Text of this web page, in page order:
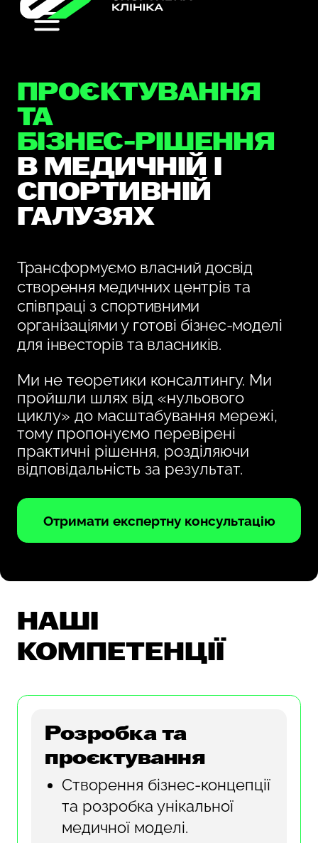
ПРОЄКТУВАННЯ
ТА
БІЗНЕС-РІШЕННЯ
В МЕДИЧНІЙ І
СПОРТИВНІЙ
ГАЛУЗЯХ
Трансформуємо власний досвід
створення медичних центрів та
співпраці з спортивними
організаціями у готові бізнес-моделі
для інвесторів та власників.
Ми не теоретики консалтингу. Ми
пройшли шлях від «нульового
циклу» до масштабування мережі,
тому пропонуємо перевірені
практичні рішення, розділяючи
відповідальність за результат.
Отримати експертну консультацію
НАШІ
КОМПЕТЕНЦІЇ
Розробка та
проєктування
Створення бізнес-концепції
та розробка унікальної
медичної моделі.